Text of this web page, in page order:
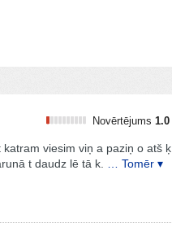
Novērtējums 1.0
viesim viņ a paziņ o atš ķ
t daudz lē tā k.
… Tomēr ▾